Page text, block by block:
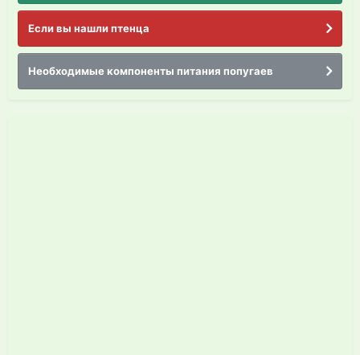
Если вы нашли птенца
Необходимые компоненты питания попугаев